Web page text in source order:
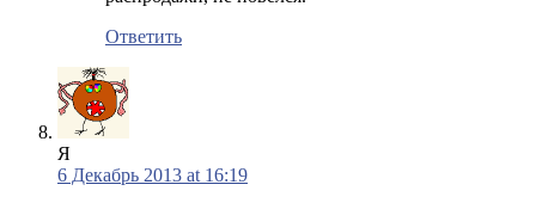
Ответить
Я
6 Декабрь 2013 at 16:19